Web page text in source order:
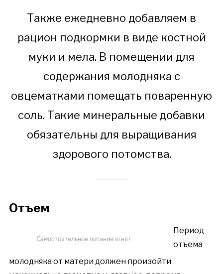
Также ежедневно добавляем в
рацион подкормки в виде костной
муки и мела. В помещении для
содержания молодняка с
овцематками помещать поваренную
соль. Такие минеральные добавки
обязательны для выращивания
здорового потомства.
Отъем
Самостоятельное питание ягнят
Период
отъема
молодняка от матери должен произойти